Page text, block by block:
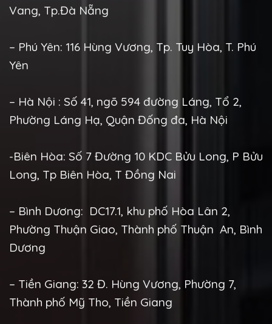
Vang, Tp.Đà Nẵng
– Phú Yên: 116 Hùng Vương, Tp. Tuy Hòa, T. Phú
Yên
– Hà Nội : Số 41, ngõ 594 đường Láng, Tổ 2,
Phường Láng Hạ, Quận Đống đa, Hà Nội
-Biên Hòa: Số 7 Đường 10 KDC Bửu Long, P Bửu
Long, Tp Biên Hòa, T Đồng Nai
– Bình Dương: DC17.1, khu phố Hòa Lân 2,
Phường Thuận Giao, Thành phố Thuận An, Bình
Dương
– Tiền Giang: 32 Đ. Hùng Vương, Phường 7,
Thành phố Mỹ Tho, Tiền Giang